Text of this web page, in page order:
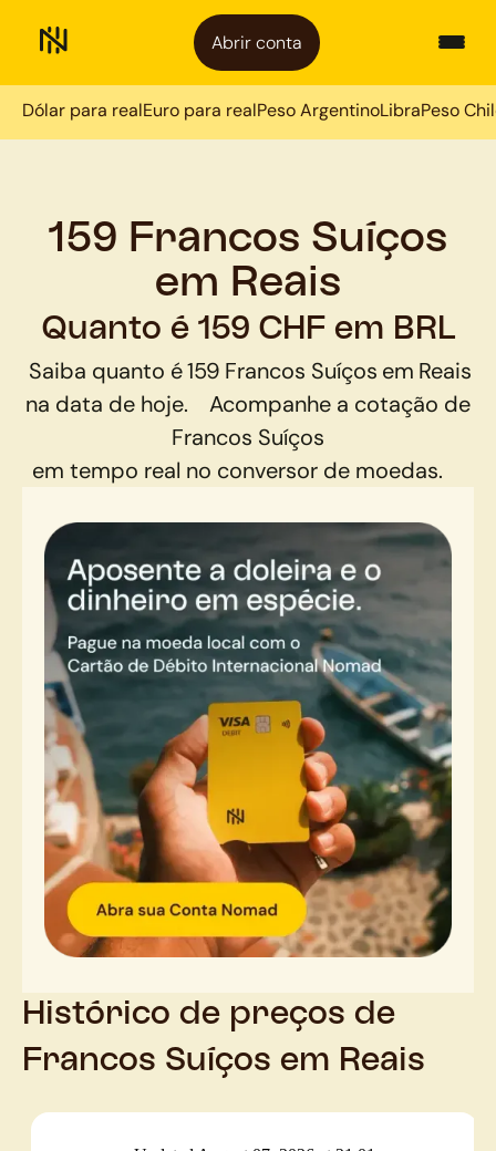
Abrir conta
Dólar para realEuro para realPeso ArgentinoLibraPeso
159 Francos Suíços
em Reais
Quanto é 159 CHF em BRL
Saiba quanto é159 Francos Suíços em Reais
na data de hoje.
Acompanhe a cotação de
Francos Suíços
em tempo real no conversor de moedas.
Histórico de preços de
Francos Suíços em Reais